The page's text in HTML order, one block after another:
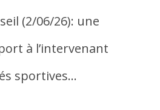
(2/06/26): une
à l’intervenant
sportives…